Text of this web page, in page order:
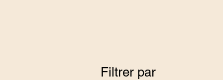
Filtrer par